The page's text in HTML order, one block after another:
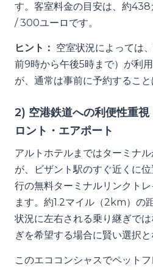
す。客室料金の目安は、約
/ 300ユーロです。
ヒント： 空室状況によっては
前9時から午後5時まで）が利
が、通常は事前に予約すること
2) 空港鉄道への利便性重視
ロント・エアポート
アルトホテルまではターミナ
が、ビザント駅のすぐ近くに
行の無料ターミナルリンクト
ます。約1.2マイル（2km）の
状況に左右される乗り継ぎで
ぎを希望する場合に賢い選択と
このエココンシャスでペット